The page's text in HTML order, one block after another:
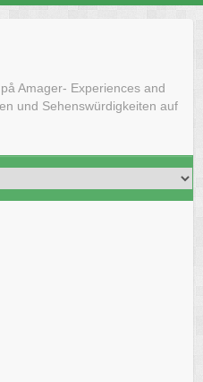
Amager- Experiences and
und Sehenswürdigkeiten auf